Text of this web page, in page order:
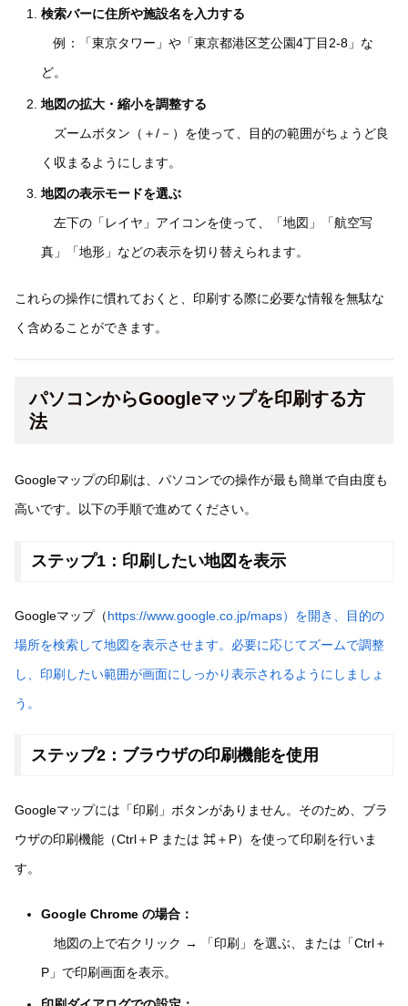
検索バーに住所や施設名を入力する
例：「東京タワー」や「東京都港区芝公園4丁目2-8」な
ど。
地図の拡大・縮小を調整する
ズームボタン（＋/－）を使って、目的の範囲がちょうど良
く収まるようにします。
地図の表示モードを選ぶ
左下の「レイヤ」アイコンを使って、「地図」「航空写
真」「地形」などの表示を切り替えられます。
これらの操作に慣れておくと、印刷する際に必要な情報を無駄な
く含めることができます。
パソコンからGoogleマップを印刷する方
法
Googleマップの印刷は、パソコンでの操作が最も簡単で自由度も
高いです。以下の手順で進めてください。
ステップ1：印刷したい地図を表示
Googleマップ（https://www.google.co.jp/maps）を開き、目的の
場所を検索して地図を表示させます。必要に応じてズームで調整
し、印刷したい範囲が画面にしっかり表示されるようにしましょ
う。
ステップ2：ブラウザの印刷機能を使用
Googleマップには「印刷」ボタンがありません。そのため、ブラ
ウザの印刷機能（Ctrl＋P または ⌘＋P）を使って印刷を行いま
す。
Google Chrome の場合：
地図の上で右クリック → 「印刷」を選ぶ、または「Ctrl＋
P」で印刷画面を表示。